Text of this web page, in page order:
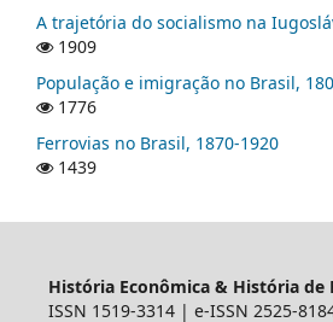
A trajetória do socialismo na
1909
População e imigração no Brasil,
1776
Ferrovias no Brasil, 1870-1920
1439
História Econômica & História de
ISSN 1519-3314 | e-ISSN 2525-